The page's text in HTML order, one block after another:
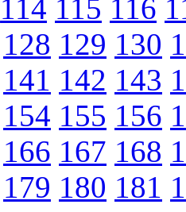
114 115 116
128 129 130
141 142 143
154 155 156
166 167 168
179 180 181